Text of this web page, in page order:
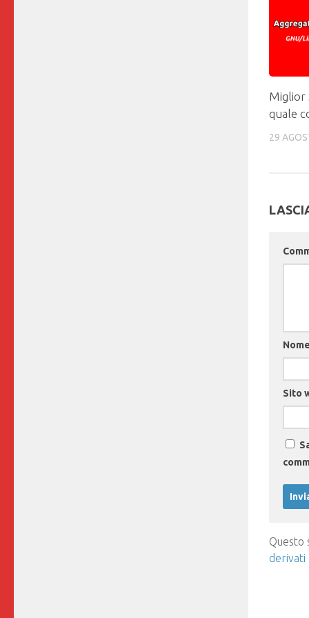
Miglior
quale
29
Sito
Questo
derivati